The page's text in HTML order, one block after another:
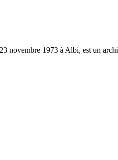
novembre 1973 à Albi, est un